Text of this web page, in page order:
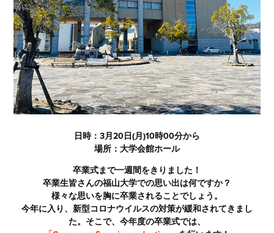
日時：3月20日(月)10時00分から
場所：大学会館ホール
卒業式まで一週間をきりました！
卒業生皆さんの福山大学での思い出は何ですか？
様々な思いを胸に卒業されることでしょう。
今年に入り、新型コロナウイルスの対策が緩和されてきまし
た。 そこで、 今年度の卒業式では、